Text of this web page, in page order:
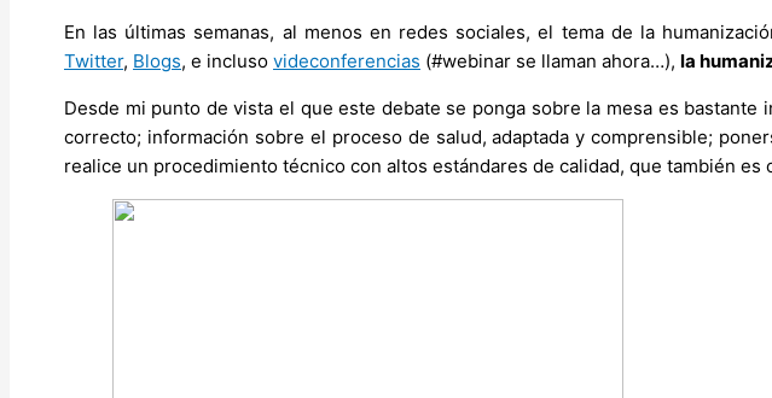
En las últimas semanas, al menos en redes sociales, el tema de la
Twitter, Blogs, e incluso videconferencias (#webinar se llaman ahora…), la
Desde mi punto de vista el que este debate se ponga sobre la mesa es bastante
correcto; información sobre el proceso de salud, adaptada y comprensible;
realice un procedimiento técnico con altos estándares de calidad, que también es